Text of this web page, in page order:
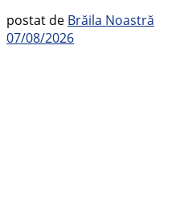
postat de Brăila Noastră
07/08/2026